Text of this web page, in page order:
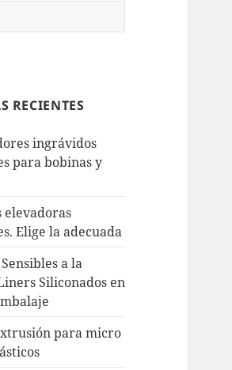
RECIENTES
ingrávidos
para bobinas y
Elige la adecuada
a la
Siliconados en
para micro